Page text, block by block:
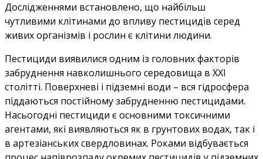
Дослідженнями встановлено, що найбільш
чутливими клітинами до впливу пестицидів серед
живих організмів і рослин є клітини людини.
Пестициди виявилися одним із головних факторів
забруднення навколишнього середовища в ХХІ
столітті. Поверхневі і підземні води – вся гідросфера
піддаються постійному забрудненню пестицидами.
Насьогодні пестициди є основними токсичними
агентами, які виявляються як в грунтових водах, так і
в артезіанських свердловинах. Роками відбувається